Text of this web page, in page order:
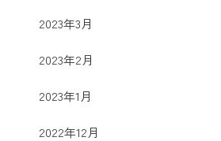
2023年3月
2023年2月
2023年1月
2022年12月